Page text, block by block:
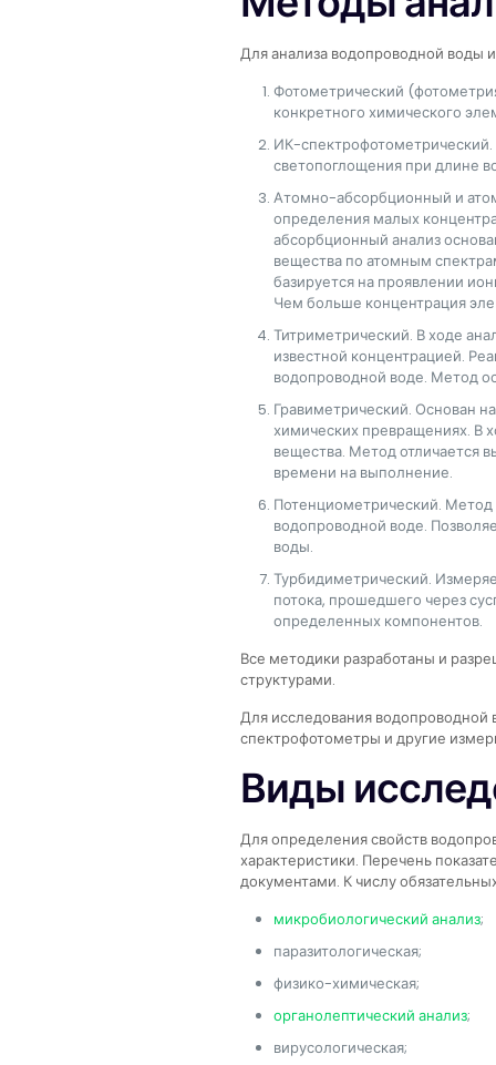
Для анализа водопроводной
Фотометрический
конкретного химического
ИК-
светопоглощения при длине
Атомно-абсорбционный и
определения малых
абсорбционный анализ
вещества по атомным
базируется на проявлении
Чем больше концентрация
Титриметрический. В ходе
известной концентрацией.
водопроводной воде. Метод
Гравиметрический. Основан
химических превращениях. В
вещества. Метод отличается
времени на выполнение.
Потенциометрический. Метод
водопроводной воде.
воды.
Турбидиметрический.
потока, прошедшего через
определенных компонентов.
Все методики разработаны и
структурами.
Для исследования
спектрофотометры и другие
Виды
Для определения свойств
характеристики. Перечень
документами. К числу
микробиологический анализ;
паразитологическая;
физико-химическая;
органолептический анализ;
вирусологическая;